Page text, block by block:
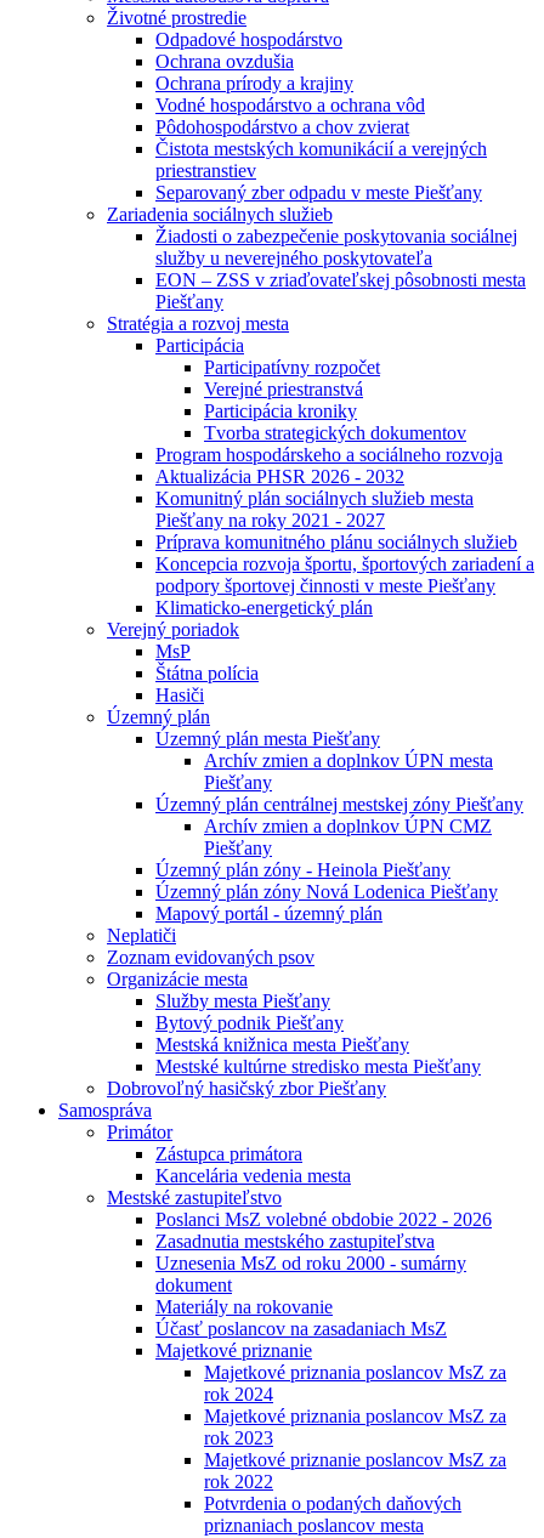
Životné prostredie
Odpadové hospodárstvo
Ochrana ovzdušia
Ochrana prírody a krajiny
Vodné hospodárstvo a ochrana vôd
Pôdohospodárstvo a chov zvierat
Čistota mestských komunikácií a verejných
priestranstiev
Separovaný zber odpadu v meste Piešťany
Zariadenia sociálnych služieb
Žiadosti o zabezpečenie poskytovania sociálnej
služby u neverejného poskytovateľa
EON – ZSS v zriaďovateľskej pôsobnosti mesta
Piešťany
Stratégia a rozvoj mesta
Participácia
Participatívny rozpočet
Verejné priestranstvá
Participácia kroniky
Tvorba strategických dokumentov
Program hospodárskeho a sociálneho rozvoja
Aktualizácia PHSR 2026 - 2032
Komunitný plán sociálnych služieb mesta
Piešťany na roky 2021 - 2027
Príprava komunitného plánu sociálnych služieb
Koncepcia rozvoja športu, športových zariadení a
podpory športovej činnosti v meste Piešťany
Klimaticko-energetický plán
Verejný poriadok
MsP
Štátna polícia
Hasiči
Územný plán
Územný plán mesta Piešťany
Archív zmien a doplnkov ÚPN mesta
Piešťany
Územný plán centrálnej mestskej zóny Piešťany
Archív zmien a doplnkov ÚPN CMZ
Piešťany
Územný plán zóny - Heinola Piešťany
Územný plán zóny Nová Lodenica Piešťany
Mapový portál - územný plán
Neplatiči
Zoznam evidovaných psov
Organizácie mesta
Služby mesta Piešťany
Bytový podnik Piešťany
Mestská knižnica mesta Piešťany
Mestské kultúrne stredisko mesta Piešťany
Dobrovoľný hasičský zbor Piešťany
Samospráva
Primátor
Zástupca primátora
Kancelária vedenia mesta
Mestské zastupiteľstvo
Poslanci MsZ volebné obdobie 2022 - 2026
Zasadnutia mestského zastupiteľstva
Uznesenia MsZ od roku 2000 - sumárny
dokument
Materiály na rokovanie
Účasť poslancov na zasadaniach MsZ
Majetkové priznanie
Majetkové priznania poslancov MsZ za
rok 2024
Majetkové priznania poslancov MsZ za
rok 2023
Majetkové priznanie poslancov MsZ za
rok 2022
Potvrdenia o podaných daňových
priznaniach poslancov mesta